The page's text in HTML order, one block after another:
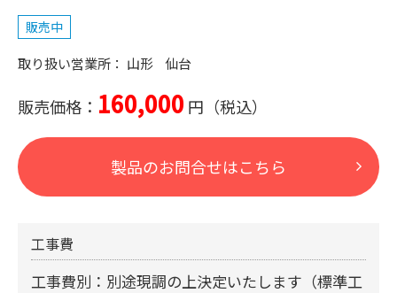
販売中
山形 仙台
販売価格： 160,000
製品のお問合せはこちら
工事費
工事費別：別途現調の上決定いたします（標準工